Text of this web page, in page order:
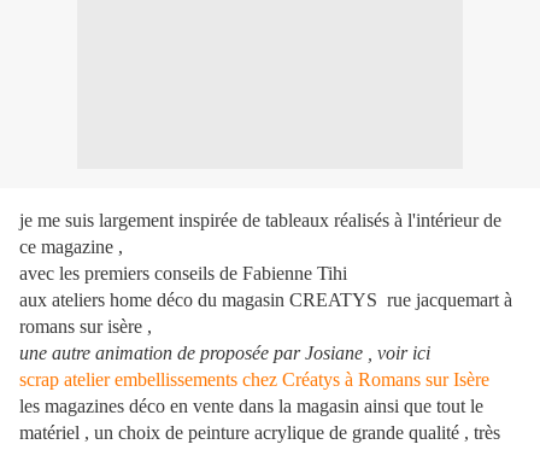
je me suis largement inspirée de tableaux réalisés à l'intérieur de
ce magazine ,
avec les premiers conseils de Fabienne Tihi
aux ateliers home déco du magasin CREATYS rue jacquemart à
romans sur isère ,
une autre animation de proposée par Josiane , voir ici
scrap atelier embellissements chez Créatys à Romans sur Isère
les magazines déco en vente dans la magasin ainsi que tout le
matériel , un choix de peinture acrylique de grande qualité , très